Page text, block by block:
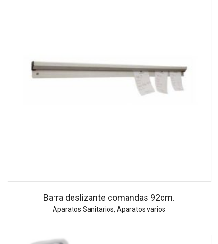
Barra deslizante comandas 92cm.
Aparatos Sanitarios, Aparatos varios